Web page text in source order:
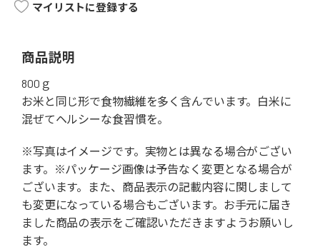
マイリストに登録する
商品説明
800ｇ
お米と同じ形で食物繊維を多く含んでいます。白米に
混ぜてヘルシーな食習慣を。
※写真はイメージです。実物とは異なる場合がござい
ます。※パッケージ画像は予告なく変更となる場合が
ございます。また、商品表示の記載内容に関しまして
も変更になっている場合もございます。お手元に届き
ました商品の表示をご確認いただきますようお願いし
ます。